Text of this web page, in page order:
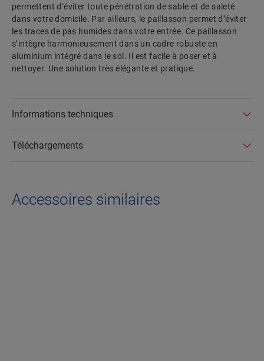
permettent d’éviter toute pénétration de sable et de saleté
dans votre domicile. Par ailleurs, le paillasson permet d’éviter
les traces de pas humides dans votre entrée. Ce paillasson
s’intègre harmonieusement dans un cadre robuste en
aluminium intégré dans le sol. Il est facile à poser et à
nettoyer. Une solution très élégante et pratique.
Informations techniques
Téléchargements
Accessoires similaires